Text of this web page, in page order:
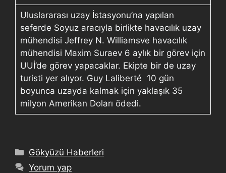
Uluslararası uzay İstasyonu’na yapılan
seferde Soyuz aracıyla birlikte havacılık uzay
mühendisi Jeffrey N. Williamsve havacılık
mühendisi Maxim Suraev 6 aylık bir görev için
UUİ’de görev yapacaklar. Ekipte bir de uzay
turisti yer alıyor. Guy Laliberté 10 gün
boyunca uzayda kalmak için yaklaşık 35
milyon Amerikan Doları ödedi.
Gökyüzü Haberleri
Yorum yap